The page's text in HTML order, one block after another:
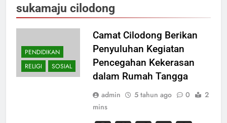
sukamaju cilodong
PENDIDIKAN
RELIGI
SOSIAL
Camat Cilodong Berikan
Penyuluhan Kegiatan
Pencegahan Kekerasan
dalam Rumah Tangga
admin 5 tahun ago 0
2
mins